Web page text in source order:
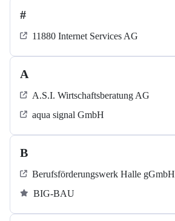
#
11880 Internet Services AG
A
A.S.I. Wirtschaftsberatung AG
aqua signal GmbH
B
Berufsförderungswerk Halle gGmbH
BIG-BAU